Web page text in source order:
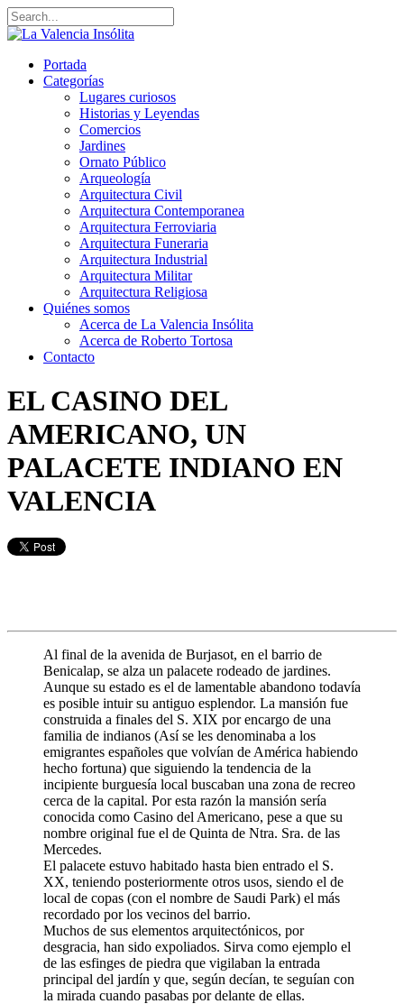
Portada
Categorías
Lugares curiosos
Historias y Leyendas
Comercios
Jardines
Ornato Público
Arqueología
Arquitectura Civil
Arquitectura Contemporanea
Arquitectura Ferroviaria
Arquitectura Funeraria
Arquitectura Industrial
Arquitectura Militar
Arquitectura Religiosa
Quiénes somos
Acerca de La Valencia Insólita
Acerca de Roberto Tortosa
Contacto
EL CASINO DEL
AMERICANO, UN
PALACETE INDIANO EN
VALENCIA
Al final de la avenida de Burjasot, en el barrio de
Benicalap, se alza un palacete rodeado de jardines.
Aunque su estado es el de lamentable abandono todavía
es posible intuir su antiguo esplendor. La mansión fue
construida a finales del S. XIX por encargo de una
familia de indianos (Así se les denominaba a los
emigrantes españoles que volvían de América habiendo
hecho fortuna) que siguiendo la tendencia de la
incipiente burguesía local buscaban una zona de recreo
cerca de la capital. Por esta razón la mansión sería
conocida como Casino del Americano, pese a que su
nombre original fue el de Quinta de Ntra. Sra. de las
Mercedes.
El palacete estuvo habitado hasta bien entrado el S.
XX, teniendo posteriormente otros usos, siendo el de
local de copas (con el nombre de Saudi Park) el más
recordado por los vecinos del barrio.
Muchos de sus elementos arquitectónicos, por
desgracia, han sido expoliados. Sirva como ejemplo el
de las esfinges de piedra que vigilaban la entrada
principal del jardín y que, según decían, te seguían con
la mirada cuando pasabas por delante de ellas.